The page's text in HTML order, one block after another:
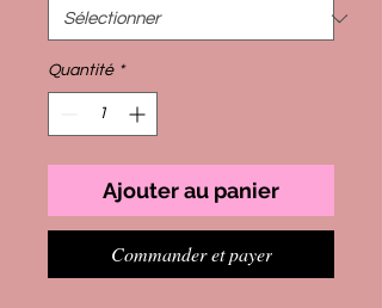
Quantité *
Ajouter au panier
Commander et payer